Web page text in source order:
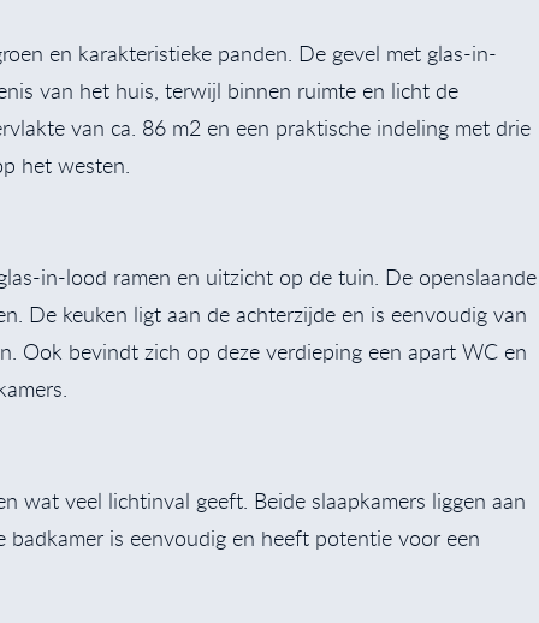
en karakteristieke panden. De gevel met glas-in-
van het huis, terwijl binnen ruimte en licht de
van ca. 86 m2 en een praktische indeling met drie
het westen.
in-lood ramen en uitzicht op de tuin. De openslaande
De keuken ligt aan de achterzijde en is eenvoudig van
Ook bevindt zich op deze verdieping een apart WC en
wat veel lichtinval geeft. Beide slaapkamers liggen aan
is eenvoudig en heeft potentie voor een